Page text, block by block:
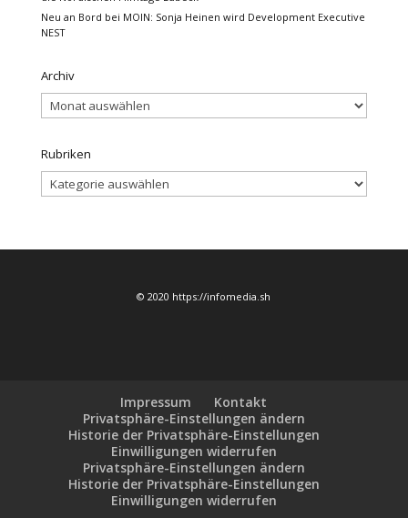
Neu an Bord bei MOIN: Sonja Heinen wird Development Executive
NEST
Archiv
Archiv
Rubriken
Rubriken
© 2020 https://infomedia.sh
Impressum
Kontakt
Privatsphäre-Einstellungen ändern
Historie der Privatsphäre-Einstellungen
Einwilligungen widerrufen
Privatsphäre-Einstellungen ändern
Historie der Privatsphäre-Einstellungen
Einwilligungen widerrufen